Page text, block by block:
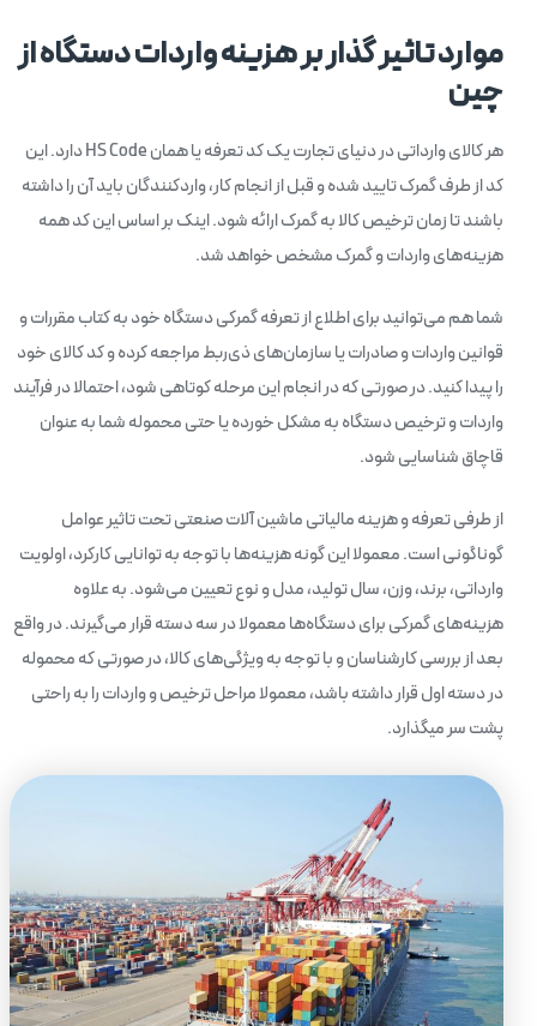
موارد تاثیر گذار بر هزینه واردات دستگاه از
چین
هر کالای وارداتی در دنیای تجارت یک کد تعرفه یا همان HS Code دارد. این
کد از طرف گمرک تایید شده و قبل از انجام کار، واردکنندگان باید آن را داشته
باشند تا زمان ترخیص کالا به گمرک ارائه شود. اینک بر اساس این کد همه
هزینه‌های واردات و گمرک مشخص خواهد شد.
شما هم می‌توانید برای اطلاع از تعرفه گمرکی دستگاه خود به کتاب مقررات و
قوانین واردات و صادرات یا سازمان‌های ذی‌ربط مراجعه کرده و کد کالای خود
را پیدا کنید. در صورتی که در انجام این مرحله کوتاهی شود، احتمالا در فرآیند
واردات و ترخیص دستگاه به مشکل خورده یا حتی محموله شما به عنوان
قاچاق شناسایی شود.
از طرفی تعرفه و هزینه مالیاتی ماشین آلات صنعتی تحت تاثیر عوامل
گوناگونی است. معمولا این گونه هزینه‌ها با توجه به توانایی کارکرد، اولویت
وارداتی، برند، وزن، سال تولید، مدل و نوع تعیین می‌شود. به علاوه
هزینه‌های گمرکی برای دستگاه‌ها معمولا در سه دسته قرار می‌گیرند. در واقع
بعد از بررسی کارشناسان و با توجه به ویژگی‌های کالا، در صورتی که محموله
در دسته اول قرار داشته باشد، معمولا مراحل ترخیص و واردات را به راحتی
پشت سر میگذارد.